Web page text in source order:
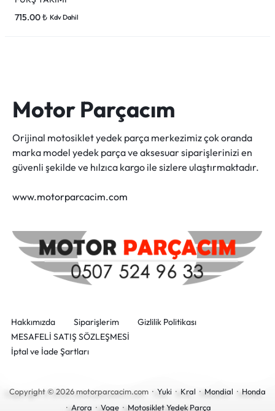
715.00₺ Kdv Dahil
Motor Parçacım
Orijinal motosiklet yedek parça merkezimiz çok oranda
marka model yedek parça ve aksesuar siparişlerinizi en
güvenli şekilde ve hılzıca kargo ile sizlere ulaştırmaktadır.
www.motorparcacim.com
Hakkımızda Siparişlerim
Gizlilik Politikası
MESAFELİ SATIŞ SÖZLEŞMESİ
İptal ve İade Şartları
Copyright © 2026 motorparcacim.com · Yuki · Kral · Mondial · Honda
· Arora · Voge· Motosiklet Yedek Parça